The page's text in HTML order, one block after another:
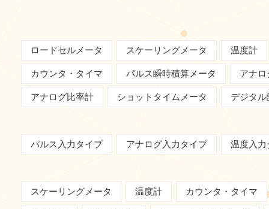
ロードセルメータ スケーリングメータ 温度計
カウンタ・タイマ パルス瞬時積算メータ アナロ
アナログ比率計 ショットタイムメータ デジタル
パルス入力タイプ アナログ入力タイプ 温度入力
スケーリングメータ 温度計 カウンタ・タイマ